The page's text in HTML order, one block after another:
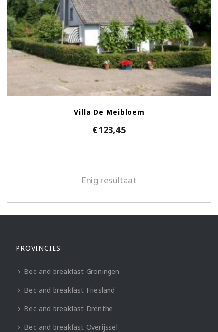
Villa De Meibloem
€123,45
Enig resultaat
PROVINCIES
Bed and breakfast Groningen
Bed and breakfast Friesland
Bed and breakfast Drenthe
Bed and breakfast Overijssel